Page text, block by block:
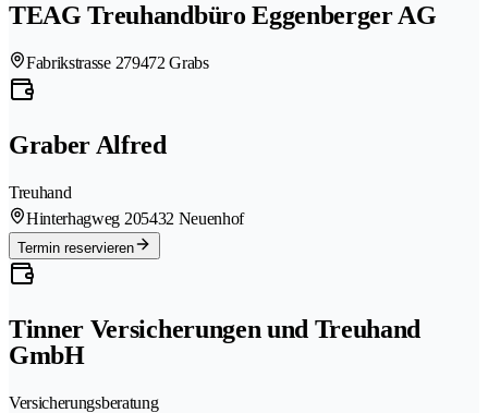
TEAG Treuhandbüro Eggenberger AG
Fabrikstrasse 279472 Grabs
Graber Alfred
Treuhand
Hinterhagweg 205432 Neuenhof
Termin reservieren
Tinner Versicherungen und Treuhand
GmbH
Versicherungsberatung